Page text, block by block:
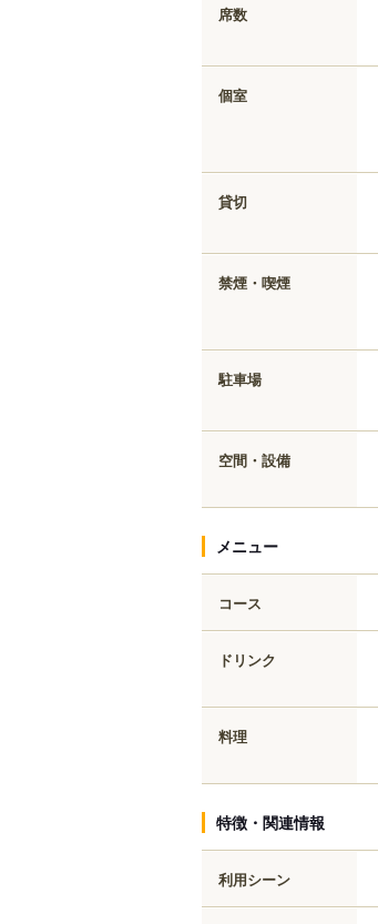
席数
個室
貸切
禁煙・喫煙
駐車場
空間・設備
メニュー
コース
ドリンク
料理
特徴・関連情報
利用シーン